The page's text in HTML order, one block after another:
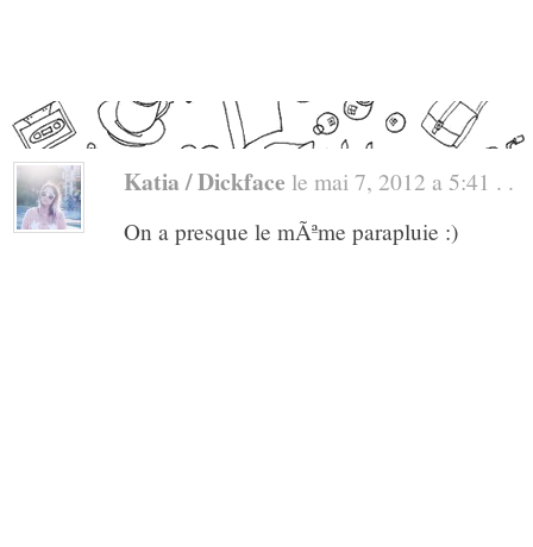
Katia / Dickface le mai 7, 2012 a 5:41 . .
On a presque le mÃªme parapluie :)